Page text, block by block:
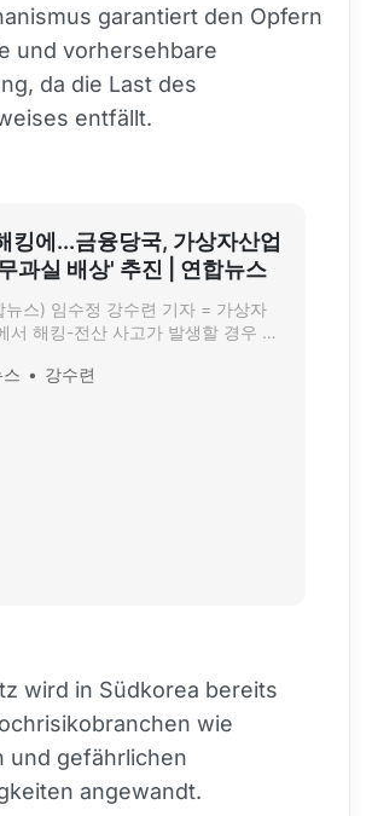
garantiert den Opfern
und vorhersehbare
da die Last des
entfällt.
킹에...금융당국, 가상자산업
과실 배상' 추진 | 연합뉴스
뉴스) 임수정 강수련 기자 = 가상자
서 해킹-전산 사고가 발생할 경우 금
강수련
wird in Südkorea bereits
wie
und gefährlichen
angewandt.